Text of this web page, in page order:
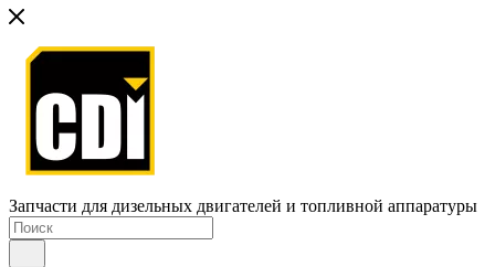
Запчасти для дизельных двигателей и топливной аппаратуры